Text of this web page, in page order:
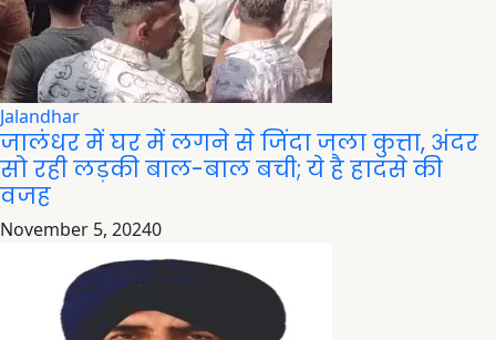
Jalandhar
जालंधर में घर में लगने से जिंदा जला कुत्ता, अंदर
सो रही लड़की बाल-बाल बची; ये है हादसे की
वजह
November 5, 20240